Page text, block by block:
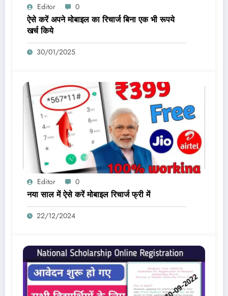
Editor 0
ऐसे करें अपने मोबाइल का रिचार्ज बिना एक भी रूपये
खर्च किये
30/01/2025
Editor 0
नया साल में ऐसे करें मोबाइल रिचार्ज फ्री में
22/12/2024